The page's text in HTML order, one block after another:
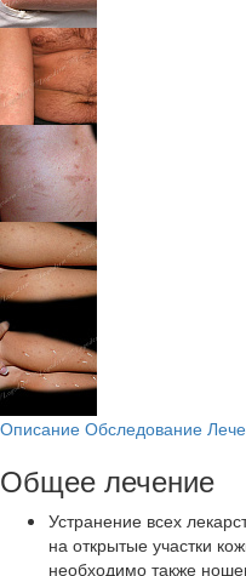
Описание Обследование
Общее лечение
Устранение всех
на открытые участки
необходимо также